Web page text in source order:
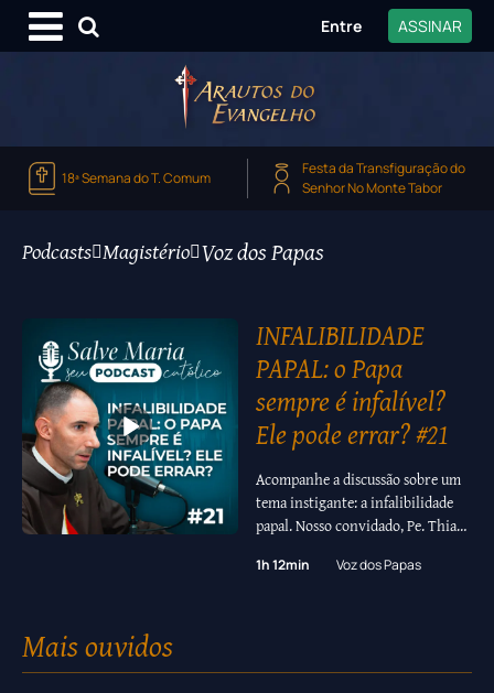
Entre ASSINAR
18ª Semana do T. Comum
Festa da Transfiguração do
Senhor No Monte Tabor
Podcasts Magistério Voz dos Papas
INFALIBILIDADE
PAPAL: o Papa
sempre é infalível?
Ele pode errar? #21
Acompanhe a discussão sobre um
tema instigante: a infalibilidade
papal. Nosso convidado, Pe. Thiago
da Igreja, nos responde: Sendo
1h 12min Voz dos Papas
Mais ouvidos